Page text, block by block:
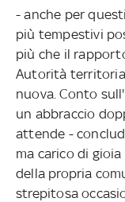
- anche per
più tempestivi
più che il
Autorità
nuova. Conto
un abbraccio
attende -
ma carico di
della propria
strepitosa